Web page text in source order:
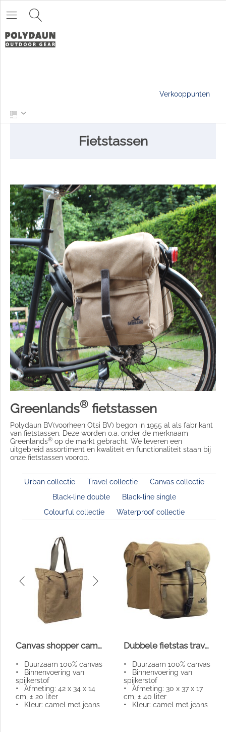
Verkooppunten
Fietstassen
Greenlands® fietstassen
Polydaun BV(voorheen Otsi BV) begon in 1955 al als fabrikant
van fietstassen. Deze worden o.a. onder de merknaam
Greenlands® op de markt gebracht. We leveren een
uitgebreid assortiment en kwaliteit en functionaliteit staan bij
onze fietstassen voorop.
Urban collectie Travel collectie
Canvas collectie
Black-line double
Black-line single
Colourful collectie
Waterproof collectie
Canvas shopper camel
• Duurzaam 100% canvas
• Binnenvoering van
spijkerstof
• Afmeting: 42 x 34 x 14
cm, ± 20 liter
• Kleur: camel met jeans
Dubbele fietstas travel canvas
• Duurzaam 100% canvas
• Binnenvoering van
spijkerstof
• Afmeting: 30 x 37 x 17
cm, ± 40 liter
• Kleur: camel met jeans